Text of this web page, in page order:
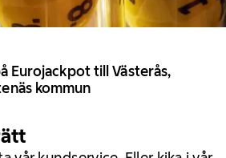
Eurojackpot till Västerås,
kommun